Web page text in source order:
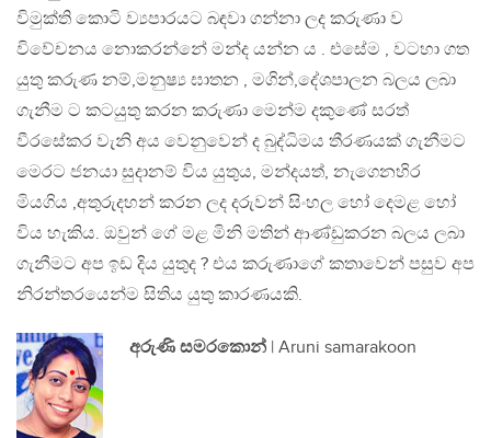
විමුක්ති කොටි ව්‍යපාරයට බඳවා ගන්නා ලද කරුණා ව
විවේචනය නොකරන්නේ මන්ද යන්න ය . එසේම , වටහා ගත
යුතු කරුණ නම්,මනුෂ්‍ය ඝාතන , මගින්,දේශපාලන බලය ලබා
ගැනීම ට කටයුතු කරන කරුණා මෙන්ම දකුණේ සරත්
වීරසේකර වැනි අය වෙනුවෙන් ද බුද්ධිමය තීරණයක් ගැනීමට
මෙරට ජනයා සුදානම් විය යුතුය, මන්දයත්, නැගෙනහිර
මියගිය ,අතුරුදහන් කරන ලද දරුවන් සිංහල හෝ දෙමළ හෝ
විය හැකිය. ඔවුන් ගේ මළ මිනි මතින් ආණ්ඩුකරන බලය ලබා
ගැනීමට අප ඉඩ දිය යුතුද ? එය කරුණාගේ කතාවෙන් පසුව අප
නිරන්තරයෙන්ම සිතිය යුතු කාරණයකි.
අරුණි සමරකොන් | Aruni samarakoon